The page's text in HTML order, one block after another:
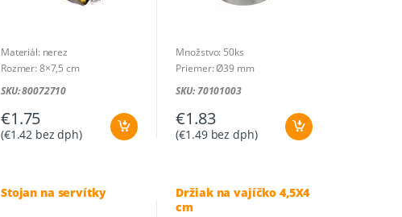
Materiál: nerez
Rozmer: 8×7,5 cm
SKU: 80072710
€1.75
(€1.42 bez dph)
Množstvo: 50ks
Priemer: Ø39 mm
SKU: 70101003
€1.83
(€1.49bez dph)
Stojan na servítky
Držiak na vajíčko 4,5X4
cm